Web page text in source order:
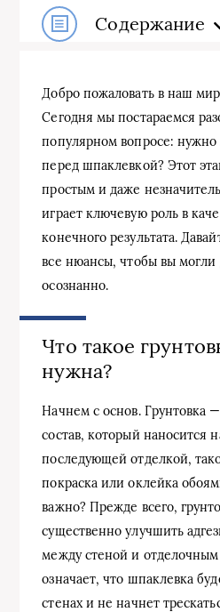
Содержание
Добро пожаловать в наш
Сегодня мы постараемся
популярном вопросе: нужно
перед шпаклевкой? Этот
простым и даже
играет ключевую роль в
конечного результата.
все нюансы, чтобы вы могли
осознанно.
Что такое
нужна?
Начнем с основ. Грунтовка
состав, который наносится
последующей отделкой,
покраска или оклейка
важно? Прежде всего,
существенно улучшить
между стеной и
означает, что шпаклевка
стенах и не начнет